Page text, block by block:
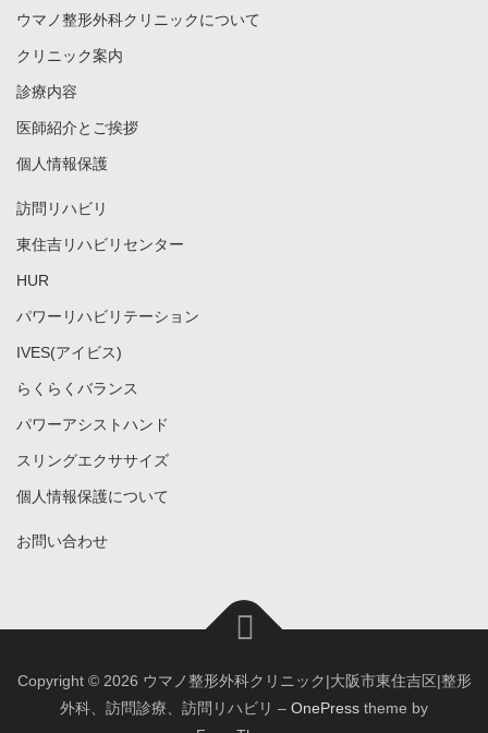
ウマノ整形外科クリニックについて
クリニック案内
診療内容
医師紹介とご挨拶
個人情報保護
訪問リハビリ
東住吉リハビリセンター
HUR
パワーリハビリテーション
IVES(アイビス)
らくらくバランス
パワーアシストハンド
スリングエクササイズ
個人情報保護について
お問い合わせ
Copyright © 2026 ウマノ整形外科クリニック|大阪市東住吉区|整形
外科、訪問診療、訪問リハビリ – OnePress theme by